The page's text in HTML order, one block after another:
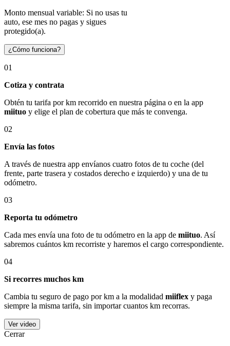
Monto mensual variable: Si no usas tu
auto, ese mes no pagas y sigues
protegido(a).
¿Cómo funciona?
01
Cotiza y contrata
Obtén tu tarifa por km recorrido en nuestra página o en la app
miituo y elige el plan de cobertura que más te convenga.
02
Envía las fotos
A través de nuestra app envíanos cuatro fotos de tu coche (del
frente, parte trasera y costados derecho e izquierdo) y una de tu
odómetro.
03
Reporta tu odómetro
Cada mes envía una foto de tu odómetro en la app de miituo. Así
sabremos cuántos km recorriste y haremos el cargo correspondiente.
04
Si recorres muchos km
Cambia tu seguro de pago por km a la modalidad miiflex y paga
siempre la misma tarifa, sin importar cuantos km recorras.
Ver video
Cerrar